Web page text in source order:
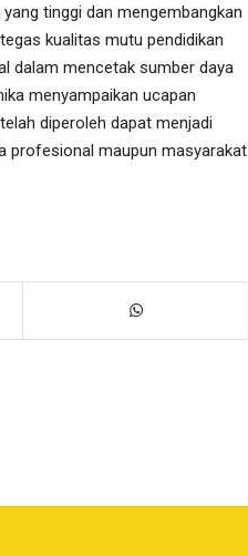
tinggi dan mengembangkan
kualitas mutu pendidikan
dalam mencetak sumber daya
menyampaikan ucapan
diperoleh dapat menjadi
profesional maupun masyarakat